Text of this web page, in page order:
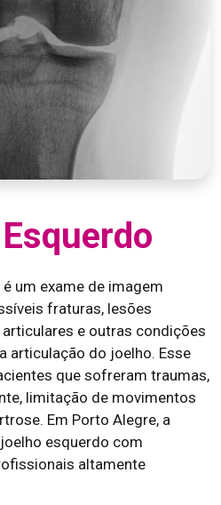
um exame de imagem
fraturas, lesões
e outras condições
articulação do joelho. Esse
que sofreram traumas,
limitação de movimentos
Em Porto Alegre, a
esquerdo com
altamente